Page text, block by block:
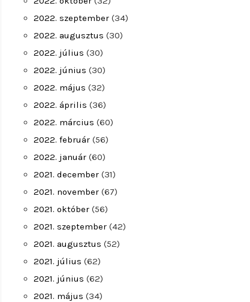
2022. szeptember (34)
2022. augusztus (30)
2022. július (30)
2022. június (30)
2022. május (32)
2022. április (36)
2022. március (60)
2022. február (56)
2022. január (60)
2021. december (31)
2021. november (67)
2021. október (56)
2021. szeptember (42)
2021. augusztus (52)
2021. július (62)
2021. június (62)
2021. május (34)